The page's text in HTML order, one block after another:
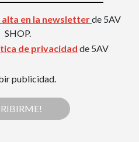
en la newsletterde 5AV
SHOP.
de privacidad de 5AV
publicidad.